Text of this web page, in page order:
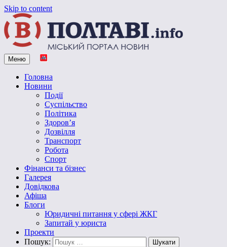
Skip to content
Vpoltave.info
Полтавський портал новин
Меню
Головна
Новини
Події
Суспільство
Політика
Здоров’я
Дозвілля
Транспорт
Робота
Спорт
Фінанси та бізнес
Галерея
Довідкова
Афіша
Блоги
Юридичні питання у сфері ЖКГ
Запитай у юриста
Проекти
Пошук: